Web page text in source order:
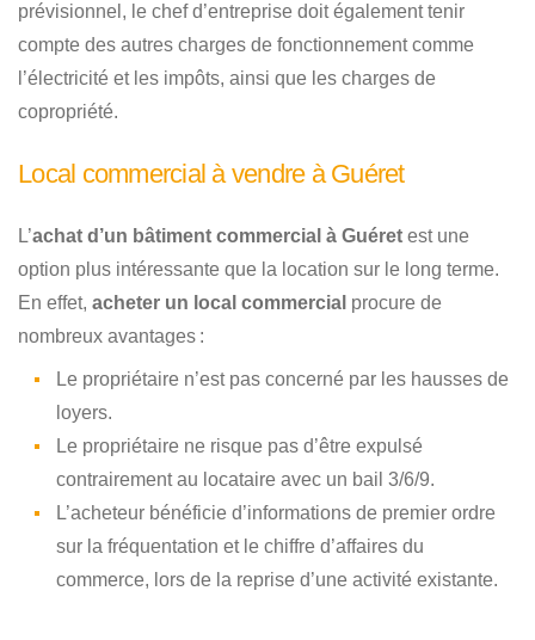
prévisionnel, le chef d’entreprise doit également tenir
compte des autres charges de fonctionnement comme
l’électricité et les impôts, ainsi que les charges de
copropriété.
Local commercial à vendre à Guéret
L’achat d’un bâtiment commercial à Guéret est une
option plus intéressante que la location sur le long terme.
En effet, acheter un local commercial procure de
nombreux avantages :
Le propriétaire n’est pas concerné par les hausses de
loyers.
Le propriétaire ne risque pas d’être expulsé
contrairement au locataire avec un bail 3/6/9.
L’acheteur bénéficie d’informations de premier ordre
sur la fréquentation et le chiffre d’affaires du
commerce, lors de la reprise d’une activité existante.